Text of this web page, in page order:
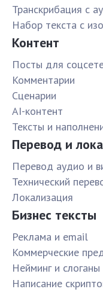
Транскрибация с
Набор текста с
Контент
Посты для
Комментарии
Сценарии
AI-контент
Тексты и
Перевод и
Перевод аудио и
Технический
Локализация
Бизнес тексты
Реклама и email
Коммерческие
Нейминг и слоганы
Написание